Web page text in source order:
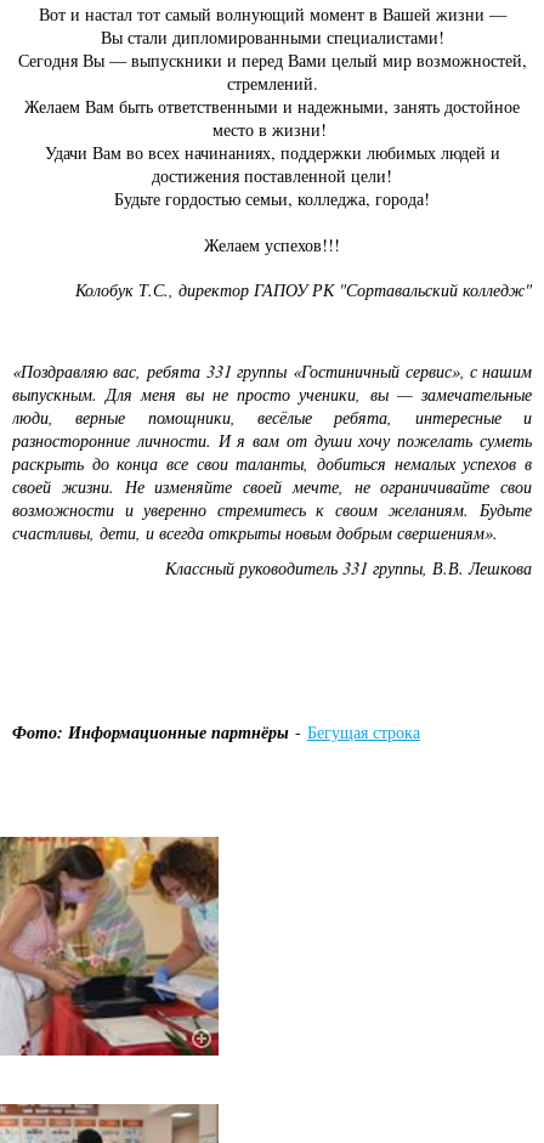
Вот и настал тот самый волнующий момент в Вашей жизни —
Вы стали дипломированными специалистами!
Сегодня Вы — выпускники и перед Вами целый мир возможностей,
стремлений.
Желаем Вам быть ответственными и надежными, занять достойное
место в жизни!
Удачи Вам во всех начинаниях, поддержки любимых людей и
достижения поставленной цели!
Будьте гордостью семьи, колледжа, города!
Желаем успехов!!!
Колобук Т.С., директор ГАПОУ РК "Сортавальский колледж"
«Поздравляю вас, ребята 331 группы «Гостиничный сервис», с нашим
выпускным. Для меня вы не просто ученики, вы — замечательные
люди, верные помощники, весёлые ребята, интересные и
разносторонние личности. И я вам от души хочу пожелать суметь
раскрыть до конца все свои таланты, добиться немалых успехов в
своей жизни. Не изменяйте своей мечте, не ограничивайте свои
возможности и уверенно стремитесь к своимжеланиям. Будьте
счастливы, дети, и всегда открыты новым добрым свершениям».
Классный руководитель 331 группы, В.В. Лешкова
Фото: Информационные партнёры - Бегущая строка